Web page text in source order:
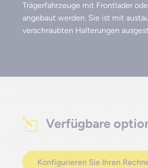
Trägerfahrzeuge mit Frontlader
angebaut werden. Sie ist mit
verschraubten Halterungen
l Verfügbare
Konfigurieren Sie Ihren